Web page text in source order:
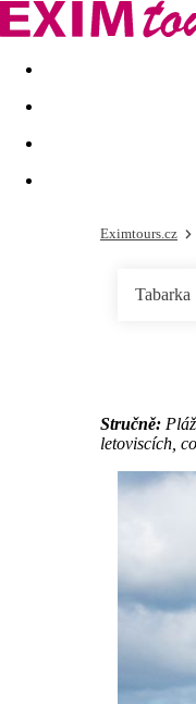
Akční nabídky Last
Eximtours.cz
Tabarka
Stručně:
letoviscích,